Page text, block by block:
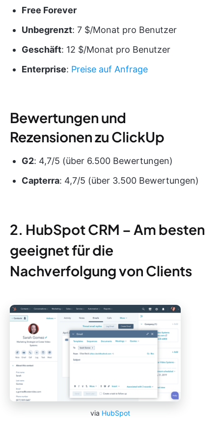
Free Forever
Unbegrenzt: 7 $/Monat pro Benutzer
Geschäft: 12 $/Monat pro Benutzer
Enterprise: Preise auf Anfrage
Bewertungen und
Rezensionen zu ClickUp
G2: 4,7/5 (über 6.500 Bewertungen)
Capterra: 4,7/5 (über 3.500 Bewertungen)
2. HubSpot CRM – Am besten
geeignet für die
Nachverfolgung von Clients
via HubSpot